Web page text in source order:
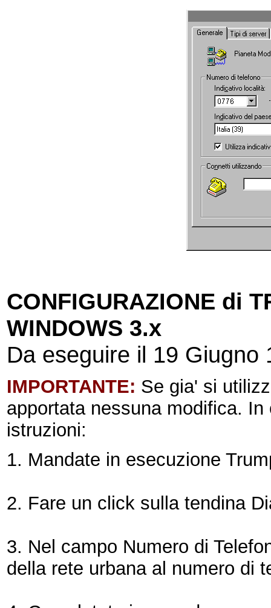
CONFIGURAZIONE di
WINDOWS 3.x
Da eseguire il 19 Giugno
IMPORTANTE: Se gia' si
apportata nessuna modifica.
istruzioni:
1. Mandate in esecuzione
2. Fare un click sulla tendina
3. Nel campo Numero di
della rete urbana al numero di